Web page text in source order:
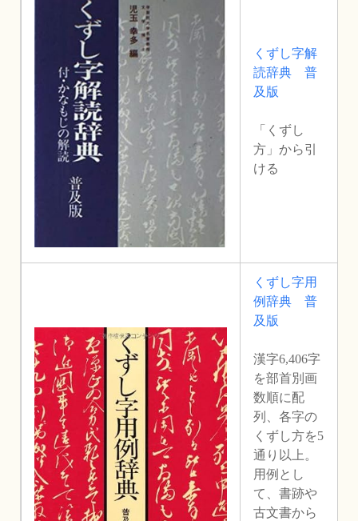
くずし字解
読辞典 普
及版
「くずし
方」から引
ける
くずし字用
例辞典 普
及版
漢字6,406字
を部首別画
数順に配
列、各字の
くずし方を5
通り以上。
用例とし
て、書跡や
古文書から